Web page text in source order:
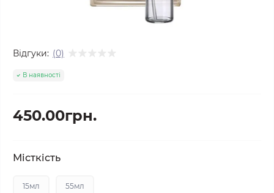
Відгуки: (0)
В наявності
450.00грн.
Місткість
15мл 55мл